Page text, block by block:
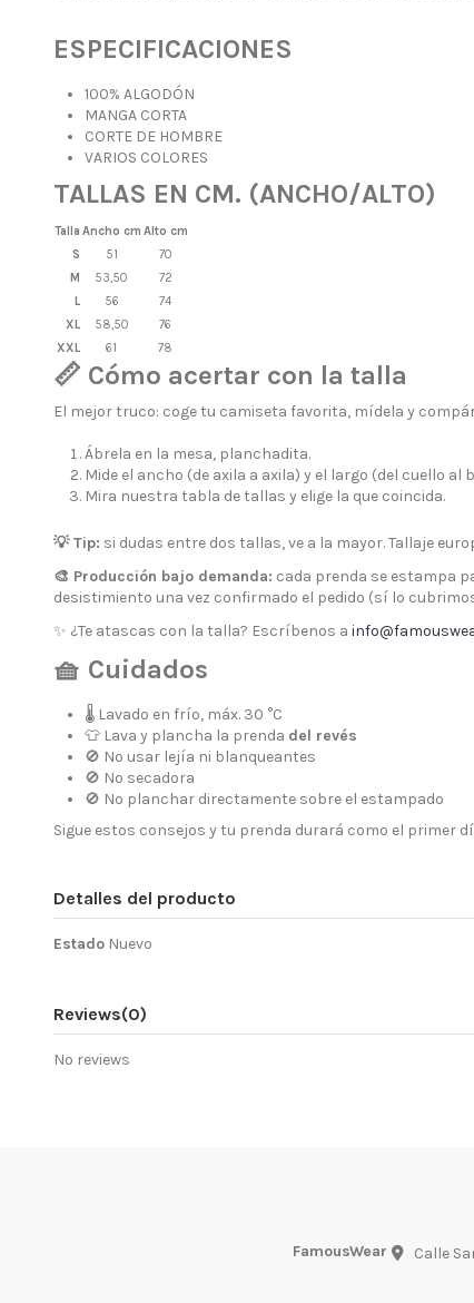
ESPECIFICACIONES
100% ALGODÓN
MANGA CORTA
CORTE DE HOMBRE
VARIOS COLORES
TALLAS EN CM. (ANCHO/ALTO)
Talla Ancho cm Alto cm
S
51
70
M
53,50
72
L
56
74
XL
58,50
76
XXL
61 78
📏 Cómo acertar con la talla
El mejor truco: coge tu camiseta favorita, mídela y
Ábrela en la mesa, planchadita.
Mide el ancho (de axila a axila) y el largo (del cuello al
Mira nuestra tabla de tallas y elige la que coincida.
💡 Tip: si dudas entre dos tallas, ve a la mayor. Tallaje
🎨 Producción bajo demanda: cada prenda se estampa
desistimiento una vez confirmado el pedido (sí lo
✨ ¿Te atascas con la talla? Escríbenos a
🧺 Cuidados
🌡 Lavado en frío, máx. 30 °C
👕 Lava y plancha la prenda del revés
🚫 No usar lejía ni blanqueantes
🚫 No secadora
🚫 No planchar directamente sobre el estampado
Sigue estos consejos y tu prenda durará como el primer
Detalles del producto
Estado Nuevo
Reviews(0)
No reviews
FamousWear Calle